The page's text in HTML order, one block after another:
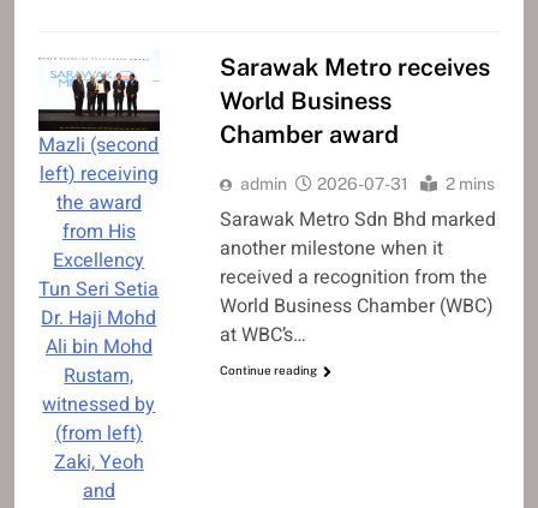
Mazli (second
left) receiving
the award
from His
Excellency
Tun Seri Setia
Dr. Haji Mohd
Ali bin Mohd
Rustam,
witnessed by
(from left)
Zaki, Yeoh
and
Sarawak Metro receives
World Business
Chamber award
admin 2026-07-31 2 mins
Sarawak Metro Sdn Bhd marked
another milestone when it
received a recognition from the
World Business Chamber (WBC)
at WBC’s…
Continue reading